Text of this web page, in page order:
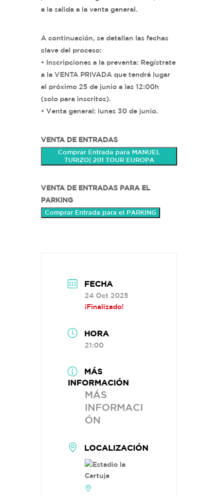
a la salida a la venta general.
A continuación, se detallan las fechas
clave del proceso:
• Inscripciones a la preventa: Regístrate
a la VENTA PRIVADA que tendrá lugar
el próximo 25 de junio a las 12:00h
(solo para inscritos).
• Venta general: lunes 30 de junio.
VENTA DE ENTRADAS
Comprar Entrada para MANUEL
TURIZO| 201 TOUR EUROPA
VENTA DE ENTRADAS PARA EL
PARKING
Comprar Entrada para el PARKING
FECHA
24 Oct 2025
¡Finalizado!
HORA
21:00
MÁS
INFORMACIÓN
MÁS
INFORMACI
ÓN
LOCALIZACIÓN